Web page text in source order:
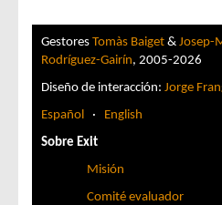
Gestores Tomàs Baiget & Josep-
Rodríguez-Gairín, 2005-2026
Diseño de interacción: Jorge
Español · English
Sobre Exit
Misión
Comité evaluador